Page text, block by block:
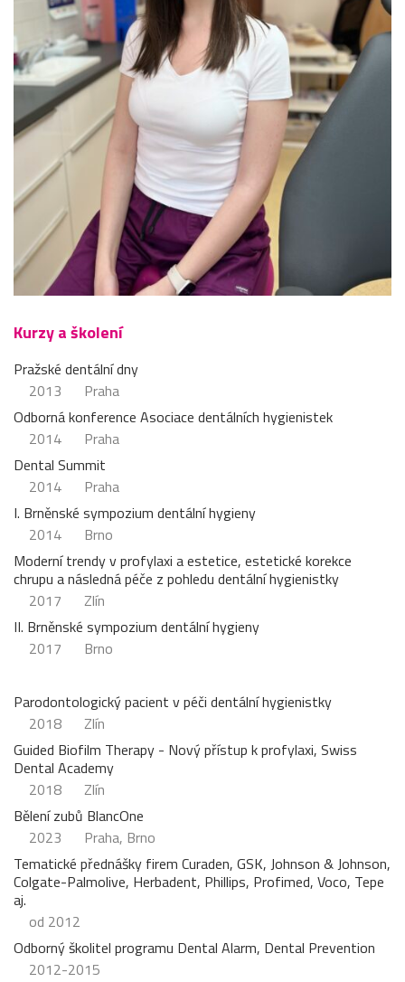
Kurzy a školení
Pražské dentální dny
2013
Praha
Odborná konference Asociace dentálních hygienistek
2014
Praha
Dental Summit
2014
Praha
I. Brněnské sympozium dentální hygieny
2014
Brno
Moderní trendy v profylaxi a estetice, estetické korekce
chrupu a následná péče z pohledu dentální hygienistky
2017
Zlín
II. Brněnské sympozium dentální hygieny
2017
Brno
Parodontologický pacient v péči dentální hygienistky
2018
Zlín
Guided Biofilm Therapy - Nový přístup k profylaxi, Swiss
Dental Academy
2018
Zlín
Bělení zubů BlancOne
2023
Praha, Brno
Tematické přednášky firem Curaden, GSK, Johnson & Johnson,
Colgate-Palmolive, Herbadent, Phillips, Profimed, Voco, Tepe
aj.
od 2012
Odborný školitel programu Dental Alarm, Dental Prevention
2012-2015